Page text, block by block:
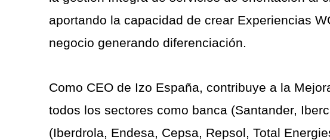
aportando la capacidad de crear Experiencias
negocio generando diferenciación.
Como CEO de Izo España, contribuye a la
todos los sectores como banca (Santander,
(Iberdrola, Endesa, Cepsa, Repsol, Total